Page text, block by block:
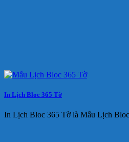
In Lịch Bloc 365 Tờ
In Lịch Bloc 365 Tờ là Mẫu Lịch